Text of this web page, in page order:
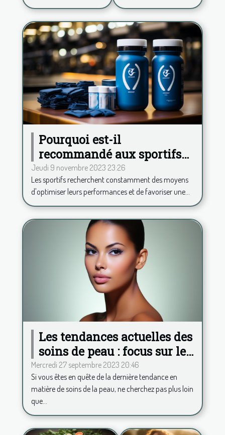
Pourquoi est-il
recommandé aux sportifs
de consommer de la
phycocyanine ?
Jeudi 9 novembre 2023 23:26
Les sportifs recherchent constamment des moyens
d'optimiser leurs performances et de favoriser une...
Les tendances actuelles des
soins de peau : focus sur le
Hydrafacial
Mercredi 27 septembre 2023 20:46
Si vous êtes en quête de la dernière tendance en
matière de soins de la peau, ne cherchez pas plus loin
que...